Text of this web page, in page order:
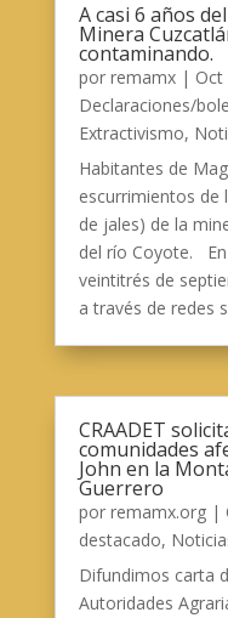
A casi 6 años
Minera
contaminando.
por remamx| Oct
Declaraciones/
Extractivismo,
Habitantes de
escurrimientos de
de jales) de la
del río Coyote.
veintitrés de
a través de redes
CRAADET
comunidades
John en la
Guerrero
por remamx.org|
destacado,
Difundimos carta
Autoridades